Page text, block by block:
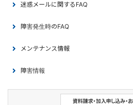
迷惑メールに関するFAQ
障害発生時のFAQ
メンテナンス情報
障害情報